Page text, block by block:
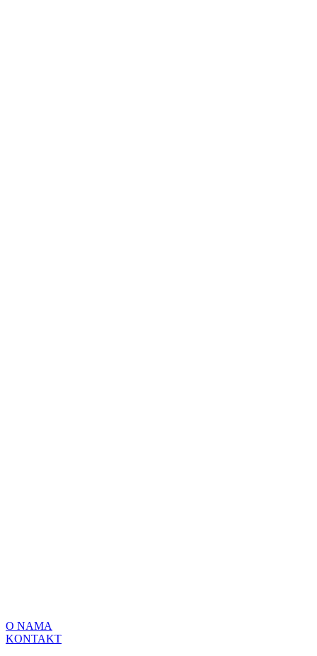
O NAMA
KONTAKT